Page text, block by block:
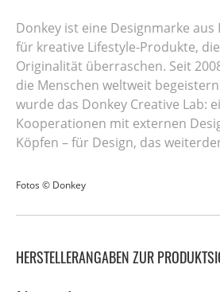
Donkey ist eine Designmarke
für kreative Lifestyle-Produkte,
Originalität überraschen. Seit
die Menschen weltweit
wurde das Donkey Creative Lab:
Kooperationen mit externen
Köpfen – für Design, das
Fotos © Donkey
HERSTELLERANGABEN ZUR